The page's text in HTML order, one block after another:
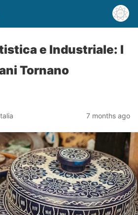
e Industriale: I
Tornano
7 months ago